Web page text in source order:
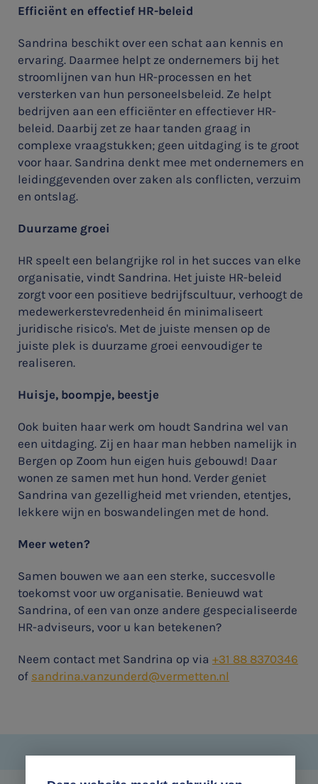
Meest gezochte onderwerpen
Vacatures
Stages
Belastingadvies
Accountancy
HR & Salaris
Contact
Locaties
Audit
Efficiënt en effectief HR-beleid
Sandrina beschikt over een schat aan kennis en
ervaring. Daarmee helpt ze ondernemers bij het
stroomlijnen van hun HR-processen en het
versterken van hun personeelsbeleid. Ze helpt
bedrijven aan een efficiënter en effectiever HR-
beleid. Daarbij zet ze haar tanden graag in
complexe vraagstukken; geen uitdaging is te groot
voor haar. Sandrina denkt mee met ondernemers en
leidinggevenden over zaken als conflicten, verzuim
en ontslag.
Duurzame groei
HR speelt een belangrijke rol in het succes van elke
organisatie, vindt Sandrina. Het juiste HR-beleid
zorgt voor een positieve bedrijfscultuur, verhoogt de
medewerkerstevredenheid én minimaliseert
juridische risico's. Met de juiste mensen op de
juiste plek is duurzame groei eenvoudiger te
realiseren.
Huisje, boompje, beestje
Ook buiten haar werk om houdt Sandrina wel van
een uitdaging. Zij en haar man hebben namelijk in
Bergen op Zoom hun eigen huis gebouwd! Daar
wonen ze samen met hun hond. Verder geniet
Sandrina van gezelligheid met vrienden, etentjes,
lekkere wijn en boswandelingen met de hond.
Meer weten?
Samen bouwen we aan een sterke, succesvolle
toekomst voor uw organisatie. Benieuwd wat
Sandrina, of een van onze andere gespecialiseerde
HR-adviseurs, voor u kan betekenen?
Neem contact met Sandrina op via +31 88 8370346
of sandrina.vanzunderd@vermetten.nl